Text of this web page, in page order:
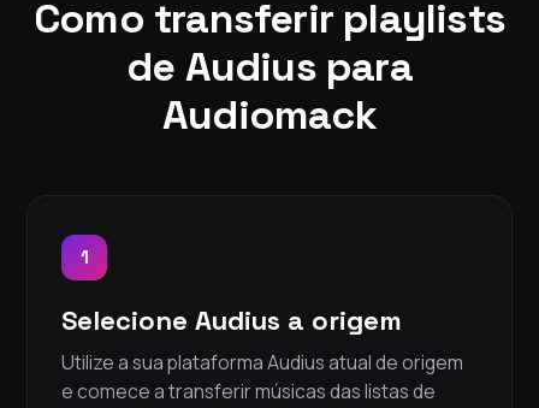
Como transferir playlists
de Audius para
Audiomack
1
Selecione Audius a origem
Utilize a sua plataforma Audius atual de origem
e comece a transferir músicas das listas de